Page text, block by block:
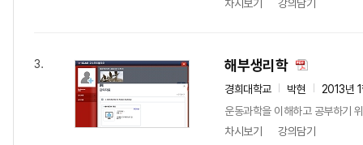
차시보기
강의담기
3. 해부생리학
경희대학교 박현
2013년
운동과학을 이해하고 공부하기
차시보기
강의담기